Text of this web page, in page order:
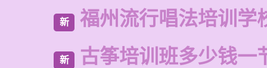
新 福州流行唱法培训学
新 古筝培训班多少钱一